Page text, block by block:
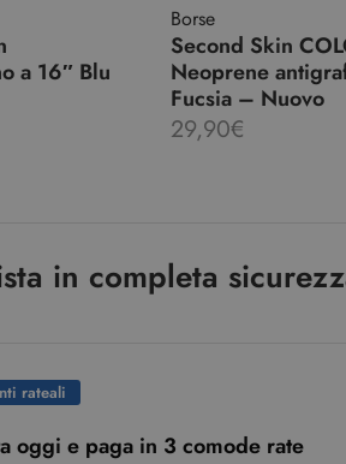
a 16″ Blu
Borse
Second Skin
Neoprene
Fucsia – Nuovo
29,90€
in completa
rateali
oggi e paga in 3 comode rate